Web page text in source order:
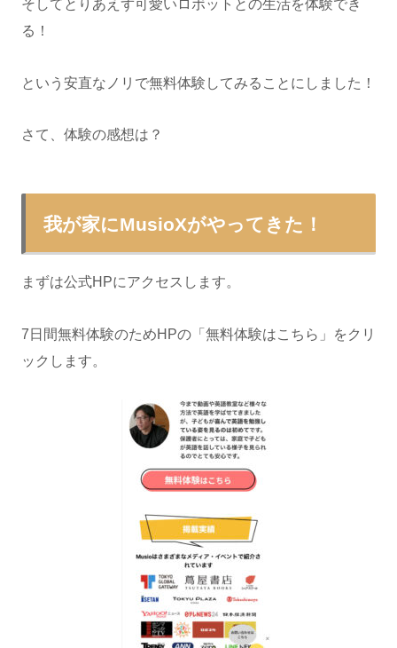
そしてとりあえず可愛いロボットとの生活を体験でき
る！
という安直なノリで無料体験してみることにしました！
さて、体験の感想は？
我が家にMusioXがやってきた！
まずは公式HPにアクセスします。
7日間無料体験のためHPの「無料体験はこちら」をクリ
ックします。